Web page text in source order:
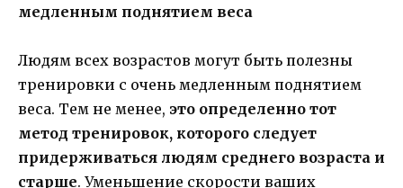
медленным поднятием веса
Людям всех возрастов могут быть полезны
тренировки с очень медленным поднятием
веса. Тем не менее, это определенно тот
метод тренировок, которого следует
придерживаться людям среднего возраста и
старше. Уменьшение скорости ваших